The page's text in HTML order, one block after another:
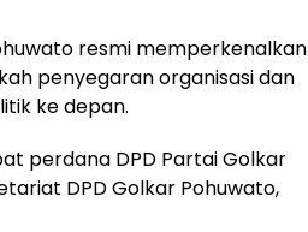
resmi memperkenalkan
penyegaran organisasi dan
ke depan.
perdana DPD Partai Golkar
DPD Golkar Pohuwato,